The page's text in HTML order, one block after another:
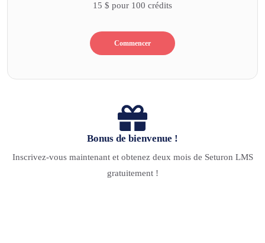
15 $ pour 100 crédits
Commencer
Bonus de bienvenue !
Inscrivez-vous maintenant et obtenez deux mois de Seturon LMS
gratuitement !